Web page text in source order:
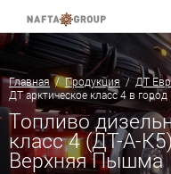
Главная/Продукция/ДТ
ДТ арктическое класс 4 в
Топливо
класс 4 (ДТ-А-
Верхняя Пышма